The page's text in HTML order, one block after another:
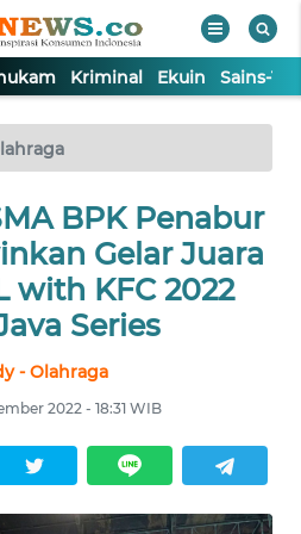
Kriminal Ekuin Sains-
BPK Penabur
Gelar Juara
with KFC 2022
Series
- Olahraga
2022 - 18:31 WIB